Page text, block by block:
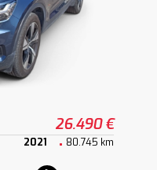
26.490 €
2021 80.745 km